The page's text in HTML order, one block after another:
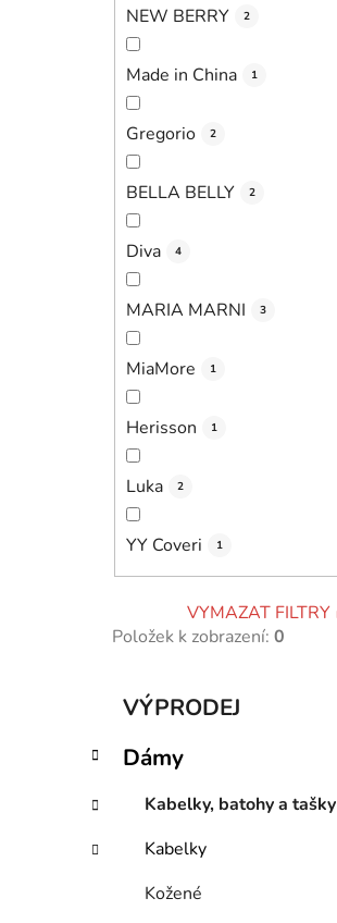
NEW BERRY 2
Made in China 1
Gregorio 2
BELLA BELLY 2
Diva 4
MARIA MARNI 3
MiaMore 1
Herisson 1
Luka 2
YY Coveri 1
VYMAZAT FILTRY
Položek k zobrazení: 0
Přeskočit
kategorie
e
o
i
VÝPRODEJ
Dámy
Kabelky, batohy a tašky
Kabelky
Kožené